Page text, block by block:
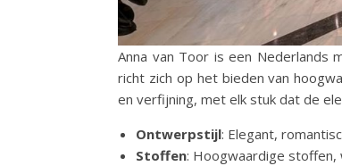
Anna van Toor is een Nederlands
richt zich op het bieden van
en verfijning, met elk stuk dat de
Ontwerpstijl: Elegant,
Stoffen: Hoogwaardige stoffen,